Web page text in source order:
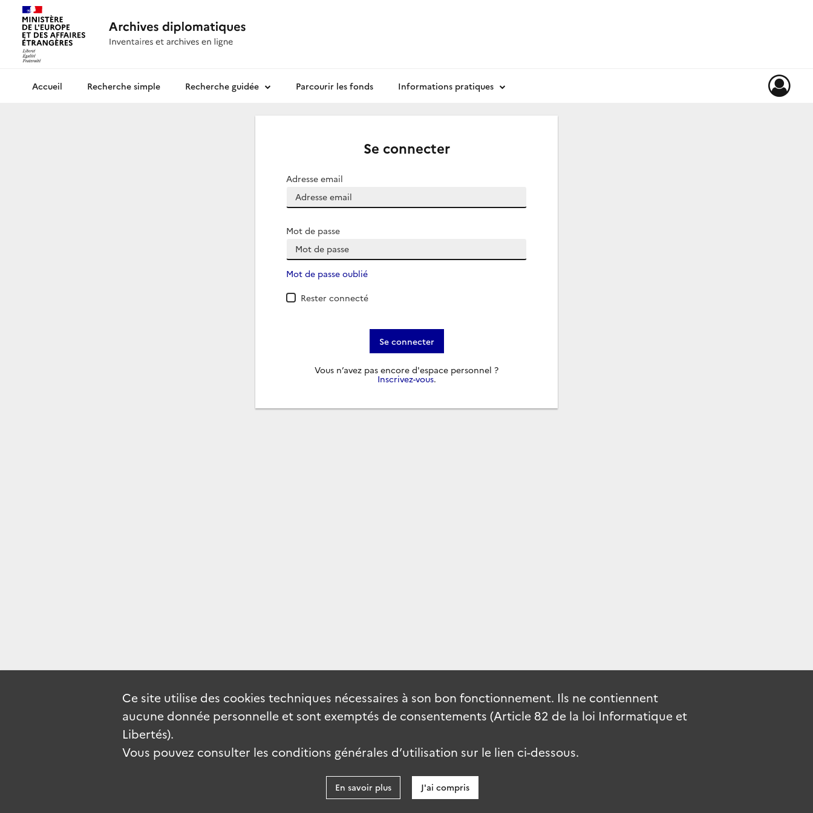
Archives diplomatiquesRecherche simple Recherche guidée Parcourir les fonds Informations pratiques
Se connecter
Adresse email
Mot de passe
Mot de passe oublié
Rester connecté
Se connecter
Vous n’avez pas encore d'espace personnel ?
Inscrivez-vous.
Ce site utilise des cookies techniques nécessaires à son bon fonctionnement. Ils ne contiennent
aucune donnée personnelle et sont exemptés de consentements (Article 82 de la loi Informatique et
Libertés).
Vous pouvez consulter les conditions générales d’utilisation sur le lien ci-dessous.
En savoir plus J'ai compris